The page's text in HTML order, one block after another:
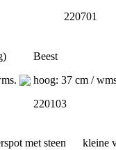
220701
Beest
hoog: 37 cm /
220103
met steen kleine